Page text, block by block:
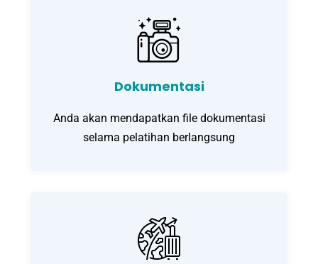
Dokumentasi
Anda akan mendapatkan file dokumentasi
selama pelatihan berlangsung